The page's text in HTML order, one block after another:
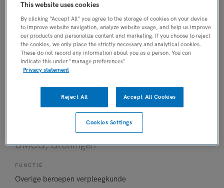
Ziekenhuis
OPLEIDINGSNIVEAU
MBO
DIENSTVERBAND
Fulltime
05-08-2026
Kinderverpleegkundige in opleiding
Beatrix Kinderziekenhuis
UMCG, Groningen
FUNCTIE
Overige beroepen verpleegkunde
This website uses cookies
By clicking “Accept All” you agree to the storage of cookies on your device
to improve website navigation, analyze website usage, and help us improve
our products and personalize content and marketing. If you choose to reject
the cookies, we only place the strictly necessary and analytical cookies.
These do not record any information about you as a person. You can
indicate this under "manage preferences"
Privacy statement
Reject All Accept All Cookies
Cookies Settings